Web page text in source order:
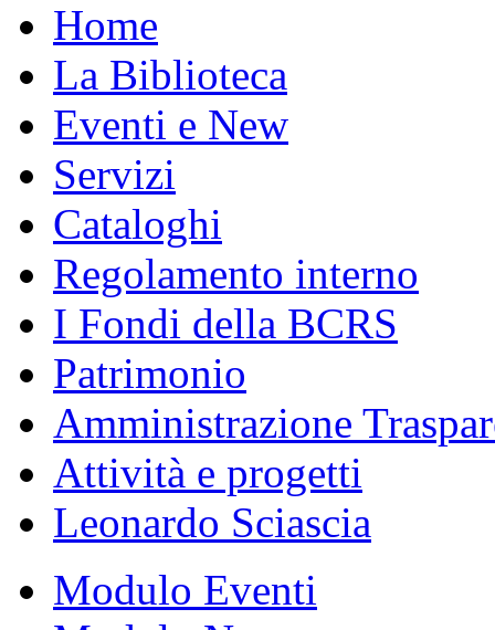
Home
La Biblioteca
Eventi e New
Servizi
Cataloghi
Regolamento interno
I Fondi della BCRS
Patrimonio
Amministrazione
Attività e progetti
Leonardo Sciascia
Modulo Eventi